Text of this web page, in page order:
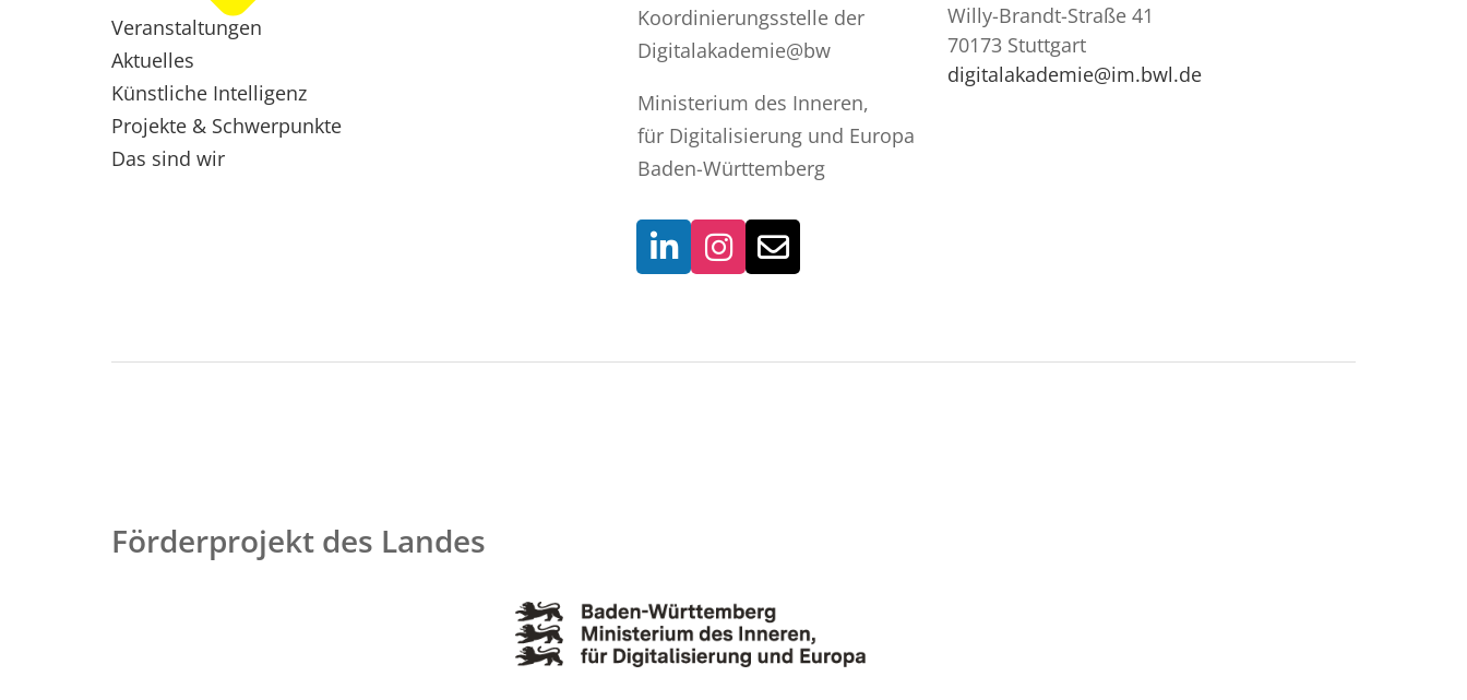
Veranstaltungen
Aktuelles
Künstliche Intelligenz
Projekte & Schwerpunkte
Das sind wir
Koordinierungsstelle der
Digitalakademie@bw
Ministerium des Inneren,
für Digitalisierung und Europa
Baden-Württemberg
Willy-Brandt-Straße 41
70173 Stuttgart
digitalakademie@im.bwl.de
Förderprojekt des Landes